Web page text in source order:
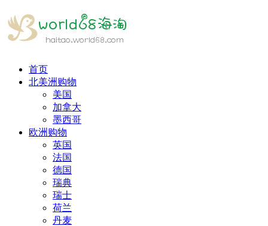
首页
北美洲购物
美国
加拿大
墨西哥
欧洲购物
英国
法国
德国
瑞典
瑞士
荷兰
丹麦